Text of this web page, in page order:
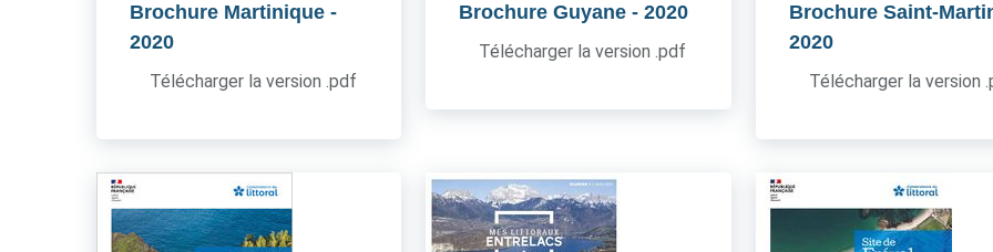
Brochure Martinique -
2020
Télécharger la version .pdf
Brochure Guyane - 2020
Télécharger la version .pdf
Brochure Saint-
2020
Télécharger la version